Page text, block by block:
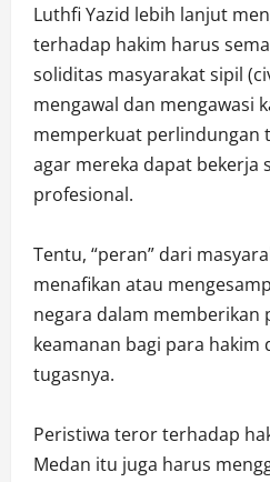
Luthfi Yazid lebih lanjut
terhadap hakim harus
soliditas masyarakat sipil
mengawal dan mengawasi
memperkuat perlindungan
agar mereka dapat bekerja
profesional.
Tentu, “peran” dari
menafikan atau
negara dalam memberikan
keamanan bagi para hakim
tugasnya.
Peristiwa teror terhadap
Medan itu juga harus